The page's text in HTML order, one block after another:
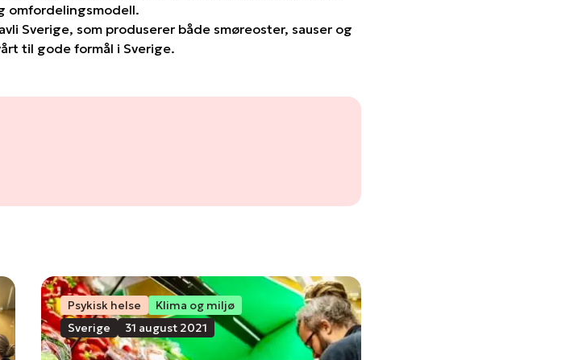
omfordelingsmodell.
Sverige, som produserer både smøreoster, sauser og
til gode formål i Sverige.
Psykisk helse
Klima og miljø
Sverige
31 august 2021